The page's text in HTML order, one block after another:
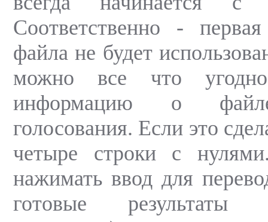
Соответственно -
файла не будет
можно все что
информацию о
голосования. Если это
четыре строки с
нажимать ввод для
готовые результаты